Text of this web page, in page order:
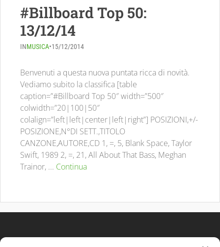
#Billboard Top 50:
13/12/14
INMUSICA•15/12/2014
Benvenuti a questa nuova puntata ricca di novità.
Vediamo subito la classifica [table
caption=”#Billboard Top 50″ width=”500″
colwidth=”20|100|50″
colalign=”left|left|center|left|right”] POSIZIONI,+/-
POSIZIONE,N°DI SETT.,TITOLO
CANZONE,AUTORE,CD 1, =, 5, Blank Space, Taylor
Swift, 1989 2, =, 21, All About That Bass, Meghan
Trainor, ... Continua